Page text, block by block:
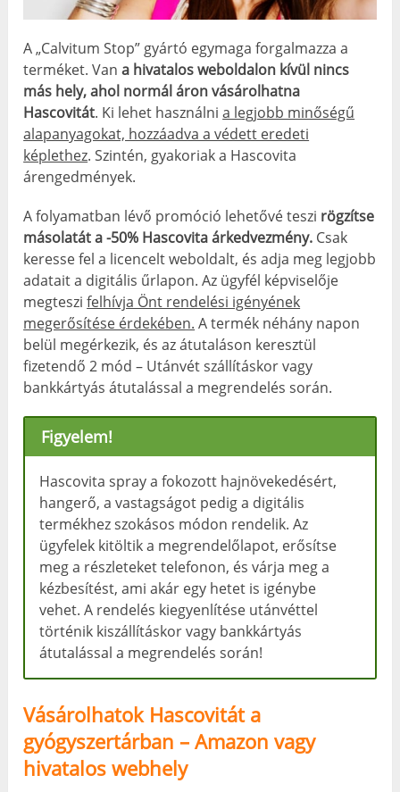
A „Calvitum Stop” gyártó egymaga forgalmazza a
terméket. Vana hivatalos weboldalon kívül nincs
más hely, ahol normál áron vásárolhatna
Hascovitát. Ki lehet használnia legjobb minőségű
alapanyagokat, hozzáadva a védett eredeti
képlethez. Szintén, gyakoriak a Hascovita
árengedmények.
A folyamatban lévő promóció lehetővé teszi rögzítse
másolatát a -50% Hascovita árkedvezmény. Csak
keresse fel a licencelt weboldalt, és adja meg legjobb
adatait a digitális űrlapon. Az ügyfél képviselője
megteszifelhívja Önt rendelési igényének
megerősítése érdekében. A termék néhány napon
belül megérkezik, és az átutaláson keresztül
fizetendő 2 mód – Utánvét szállításkor vagy
bankkártyás átutalással a megrendelés során.
Figyelem!
Hascovita spray a fokozott hajnövekedésért,
hangerő, a vastagságot pedig a digitális
termékhez szokásos módon rendelik. Az
ügyfelek kitöltik a megrendelőlapot, erősítse
meg a részleteket telefonon, és várja meg a
kézbesítést, ami akár egy hetet is igénybe
vehet. A rendelés kiegyenlítése utánvéttel
történik kiszállításkor vagy bankkártyás
átutalással a megrendelés során!
Vásárolhatok Hascovitát a
gyógyszertárban – Amazon vagy
hivatalos webhely